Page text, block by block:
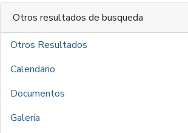
Otros resultados de busqueda
Otros Resultados
Calendario
Documentos
Galería